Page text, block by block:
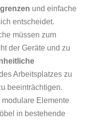
und einfache
entscheidet.
müssen zum
der Geräte und zu
Arbeitsplatzes zu
beeinträchtigen.
Elemente
in bestehende